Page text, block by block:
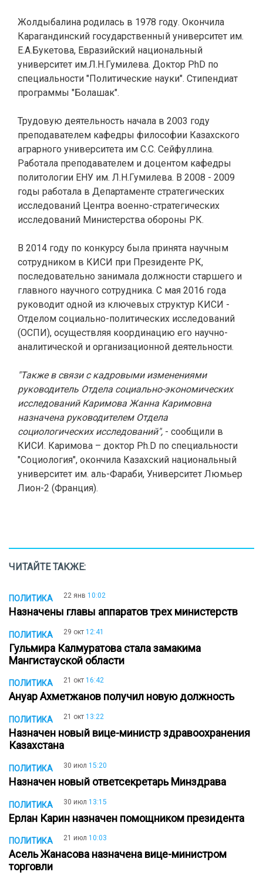
Жолдыбалина родилась в 1978 году. Окончила
Карагандинский государственный университет им.
Е.А.Букетова, Евразийский национальный
университет им.Л.Н.Гумилева. Доктор PhD по
специальности "Политические науки". Стипендиат
программы "Болашак".
Трудовую деятельность начала в 2003 году
преподавателем кафедры философии Казахского
аграрного университета им С.С. Сейфуллина.
Работала преподавателем и доцентом кафедры
политологии ЕНУ им. Л.Н.Гумилева. В 2008 - 2009
годы работала в Департаменте стратегических
исследований Центра военно-стратегических
исследований Министерства обороны РК.
В 2014 году по конкурсу была принята научным
сотрудником в КИСИ при Президенте РК,
последовательно занимала должности старшего и
главного научного сотрудника. С мая 2016 года
руководит одной из ключевых структур КИСИ -
Отделом социально-политических исследований
(ОСПИ), осуществляя координацию его научно-
аналитической и организационной деятельности.
"Также в связи с кадровыми изменениями
руководитель Отдела социально-экономических
исследований Каримова Жанна Каримовна
назначена руководителем Отдела
социологических исследований", - сообщили в
КИСИ. Каримова – доктор Ph.D по специальности
"Социология", окончила Казахский национальный
университет им. аль-Фараби, Университет Люмьер
Лион-2 (Франция).
ЧИТАЙТЕ ТАКЖЕ:
ПОЛИТИКА 22 янв 10:02
Назначены главы аппаратов трех министерств
ПОЛИТИКА 29 окт 12:41
Гульмира Калмуратова стала замакима
Мангистауской области
ПОЛИТИКА 21 окт 16:42
Ануар Ахметжанов получил новую должность
ПОЛИТИКА 21 окт 13:22
Назначен новый вице-министр здравоохранения
Казахстана
ПОЛИТИКА 30 июл 15:20
Назначен новый ответсекретарь Минздрава
ПОЛИТИКА 30 июл 13:15
Ерлан Карин назначен помощником президента
ПОЛИТИКА 21 июл 10:03
Асель Жанасова назначена вице-министром
торговли